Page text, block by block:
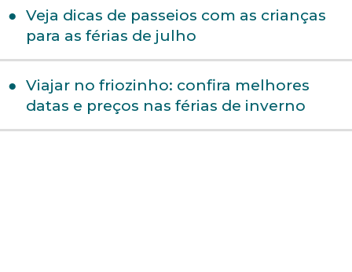
Veja dicas de passeios com as crianças
para as férias de julho
Viajar no friozinho: confira melhores
datas e preços nas férias de inverno